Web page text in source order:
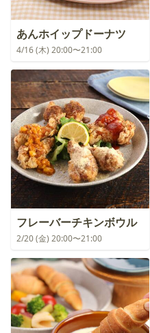
あんホイップドーナツ
4/16 (木) 20:00〜21:00
フレーバーチキンボウル
2/20 (金) 20:00〜21:00